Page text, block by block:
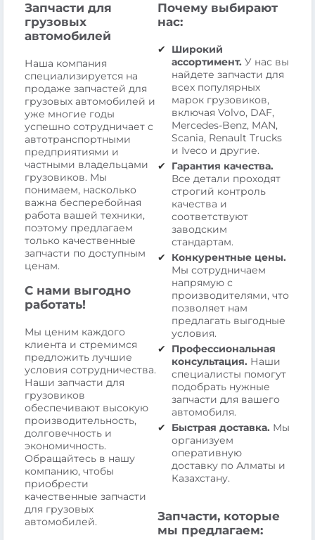
Запчасти для
грузовых
автомобилей
Наша компания
специализируется на
продаже запчастей для
грузовых автомобилей и
уже многие годы
успешно сотрудничает с
автотранспортными
предприятиями и
частными владельцами
грузовиков. Мы
понимаем, насколько
важна бесперебойная
работа вашей техники,
поэтому предлагаем
только качественные
запчасти по доступным
ценам.
С нами выгодно
работать!
Мы ценим каждого
клиента и стремимся
предложить лучшие
условия сотрудничества.
Наши запчасти для
грузовиков
обеспечивают высокую
производительность,
долговечность и
экономичность.
Обращайтесь в нашу
компанию, чтобы
приобрести
качественные запчасти
для грузовых
автомобилей.
Почему выбирают
нас:
Широкий
ассортимент. У нас вы
найдете запчасти для
всех популярных
марок грузовиков,
включая Volvo, DAF,
Mercedes-Benz, MAN,
Scania, Renault Trucks
и Iveco и другие.
Гарантия качества.
Все детали проходят
строгий контроль
качества и
соответствуют
заводским
стандартам.
Конкурентные цены.
Мы сотрудничаем
напрямую с
производителями, что
позволяет нам
предлагать выгодные
условия.
Профессиональная
консультация. Наши
специалисты помогут
подобрать нужные
запчасти для вашего
автомобиля.
Быстрая доставка. Мы
организуем
оперативную
доставку по Алматы и
Казахстану.
Запчасти, которые
мы предлагаем: